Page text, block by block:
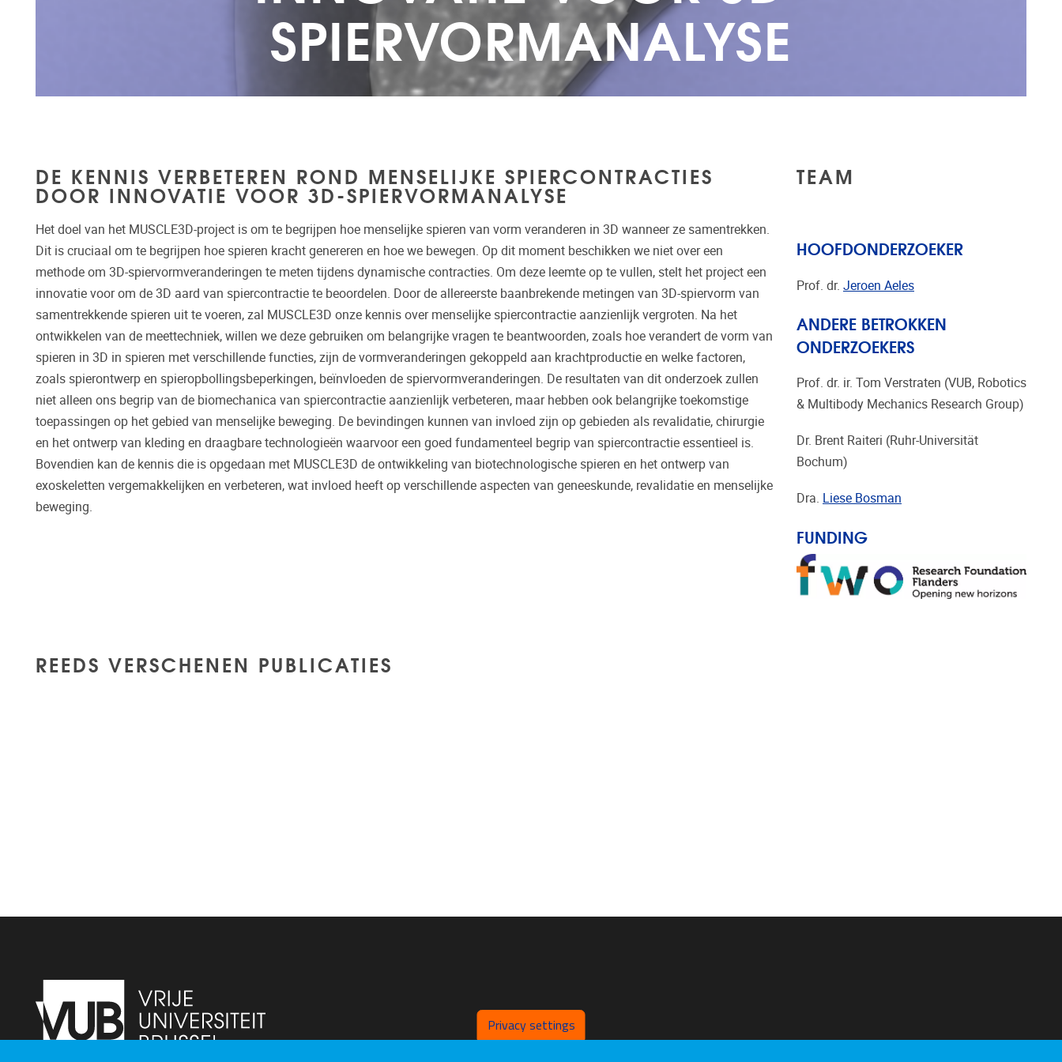
SPIERVORMANALYSE
DE KENNIS VERBETEREN ROND MENSELIJKE SPIERCONTRACTIES
DOOR INNOVATIE VOOR 3D-SPIERVORMANALYSE
Het doel van het MUSCLE3D-project is om te begrijpen hoe menselijke spieren van vorm veranderen in 3D wanneer ze samentrekken.
Dit is cruciaal om te begrijpen hoe spieren kracht genereren en hoe we bewegen. Op dit moment beschikken we niet over een
methode om 3D-spiervormveranderingen te meten tijdens dynamische contracties. Om deze leemte op te vullen, stelt het project een
innovatie voor om de 3D aard van spiercontractie te beoordelen. Door de allereerste baanbrekende metingen van 3D-spiervorm van
samentrekkende spieren uit te voeren, zal MUSCLE3D onze kennis over menselijke spiercontractie aanzienlijk vergroten. Na het
ontwikkelen van de meettechniek, willen we deze gebruiken om belangrijke vragen te beantwoorden, zoals hoe verandert de vorm van
spieren in 3D in spieren met verschillende functies, zijn de vormveranderingen gekoppeld aan krachtproductie en welke factoren,
zoals spierontwerp en spieropbollingsbeperkingen, beïnvloeden de spiervormveranderingen. De resultaten van dit onderzoek zullen
niet alleen ons begrip van de biomechanica van spiercontractie aanzienlijk verbeteren, maar hebben ook belangrijke toekomstige
toepassingen op het gebied van menselijke beweging. De bevindingen kunnen van invloed zijn op gebieden als revalidatie, chirurgie
en het ontwerp van kleding en draagbare technologieën waarvoor een goed fundamenteel begrip van spiercontractie essentieel is.
Bovendien kan de kennis die is opgedaan met MUSCLE3D de ontwikkeling van biotechnologische spieren en het ontwerp van
exoskeletten vergemakkelijken en verbeteren, wat invloed heeft op verschillende aspecten van geneeskunde, revalidatie en menselijke
beweging.
REEDS VERSCHENEN PUBLICATIES
TEAM
HOOFDONDERZOEKER
Prof. dr. Jeroen Aeles
ANDERE BETROKKEN
ONDERZOEKERS
Prof. dr. ir. Tom Verstraten (VUB, Robotics
& Multibody Mechanics Research Group)
Dr. Brent Raiteri (Ruhr-Universität
Bochum)
Dra. Liese Bosman
FUNDING
Privacy settings